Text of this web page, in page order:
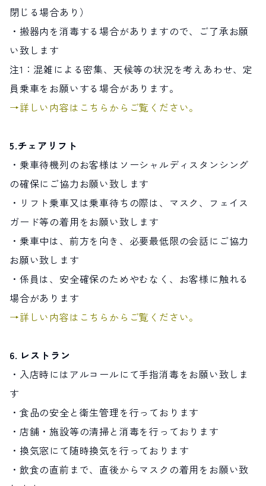
閉じる場合あり）
・搬器内を消毒する場合がありますので、ご了承お願
い致します
注1：混雑による密集、天候等の状況を考えあわせ、定
員乗車をお願いする場合があります。
→詳しい内容はこちらからご覧ください。
5.チェアリフト
・乗車待機列のお客様はソーシャルディスタンシング
の確保にご協力お願い致します
・リフト乗車又は乗車待ちの際は、マスク、フェイス
ガード等の着用をお願い致します
・乗車中は、前方を向き、必要最低限の会話にご協力
お願い致します
・係員は、安全確保のためやむなく、お客様に触れる
場合があります
→詳しい内容はこちらからご覧ください。
6. レストラン
・入店時にはアルコールにて手指消毒をお願い致しま
す
・食品の安全と衛生管理を行っております
・店舗・施設等の清掃と消毒を行っております
・換気窓にて随時換気を行っております
・飲食の直前まで、直後からマスクの着用をお願い致